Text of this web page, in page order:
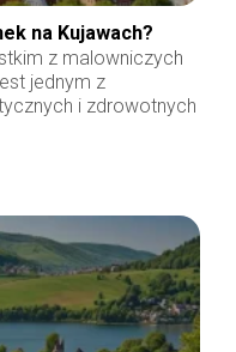
na Kujawach?
z malowniczych
jednym z
i zdrowotnych